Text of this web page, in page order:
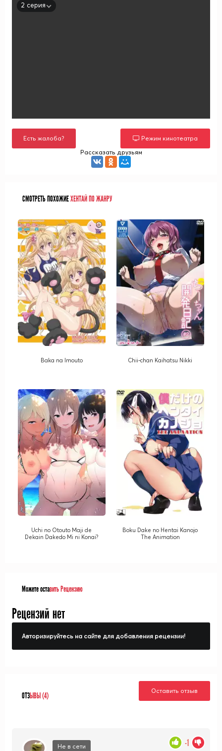
2 серия
Есть жалоба?
Режим кинотеатра
Рассказать друзьям
СМОТРЕТЬ ПОХОЖИЕХЕНТАЙ ПО ЖАНРУ
Baka na Imouto Chii-chan Kaihatsu Nikki
Uchi no Otouto Maji de
Dekain Dakedo Mi ni Konai?
Boku Dake no Hentai Kanojo
The Animation
Можете оставить Рецензию
Рецензий нет
Авторизируйтесь на сайте для добавления рецензии!
ОТЗЫВЫ (4)
Оставить отзыв
Не в сети -1